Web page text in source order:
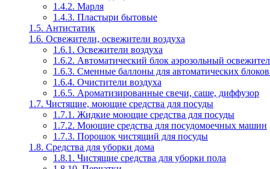
1.4.2. Марля
1.4.3. Пластыри бытовые
1.5. Антистатик
1.6. Освежители, освежители воздуха
1.6.1. Освежители воздуха
1.6.2. Автоматический блок аэрозольный
1.6.3. Сменные баллоны для автоматических
1.6.4. Очистители воздуха
1.6.5. Ароматизированные свечи, саше, диффузор
1.7. Чистящие, моющие средства для посуды
1.7.1. Жидкие моющие средства для посуды
1.7.2. Моющие средства для посудомоечных машин
1.7.3. Порошок чистящий для посуды
1.8. Средства для уборки дома
1.8.1. Чистящие средства для уборки пола